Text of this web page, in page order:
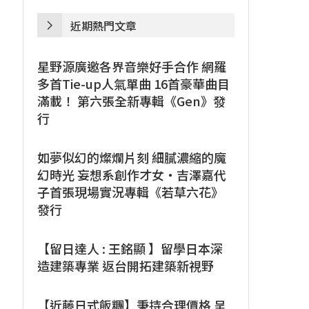
近期熱門文章
星野源廣邀各界音樂好手合作 網羅
多首Tie-up人氣單曲 16首豪華曲目
滿載！ 第六張全新專輯《Gen》發
行
如夢似幻的燦爛片刻 細膩濃縮的魔
幻時光 妄想系創作才女・吉澤嘉代
子首張現場實況專輯《若草六花》
發行
【留日達人 : 王銘顯 】留學日本深
造建築專業 返台開拓建築新視野
【近藤日式飯糰】秉持合理價格 呈